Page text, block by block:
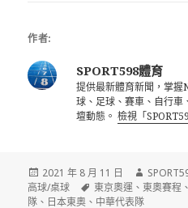
作者:
SPORT598體育
提供最新體育新聞，掌
球、足球、賽車、自行車
壇動態。檢視「
發
佈
日
2021 年 8 月 11 日
作
者
高球/桌球
標
籤
東京奧運 、東奧賽程
隊 、 日本東奧 、 中華代表隊